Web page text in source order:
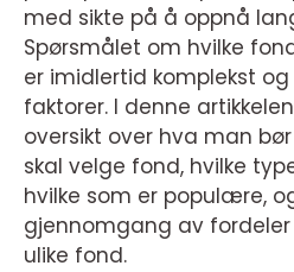
med sikte på å oppnå
Spørsmålet om hvilke
er imidlertid komplekst
faktorer. I denne
oversikt over hva man
skal velge fond, hvilke
hvilke som er populære,
gjennomgang av
ulike fond.